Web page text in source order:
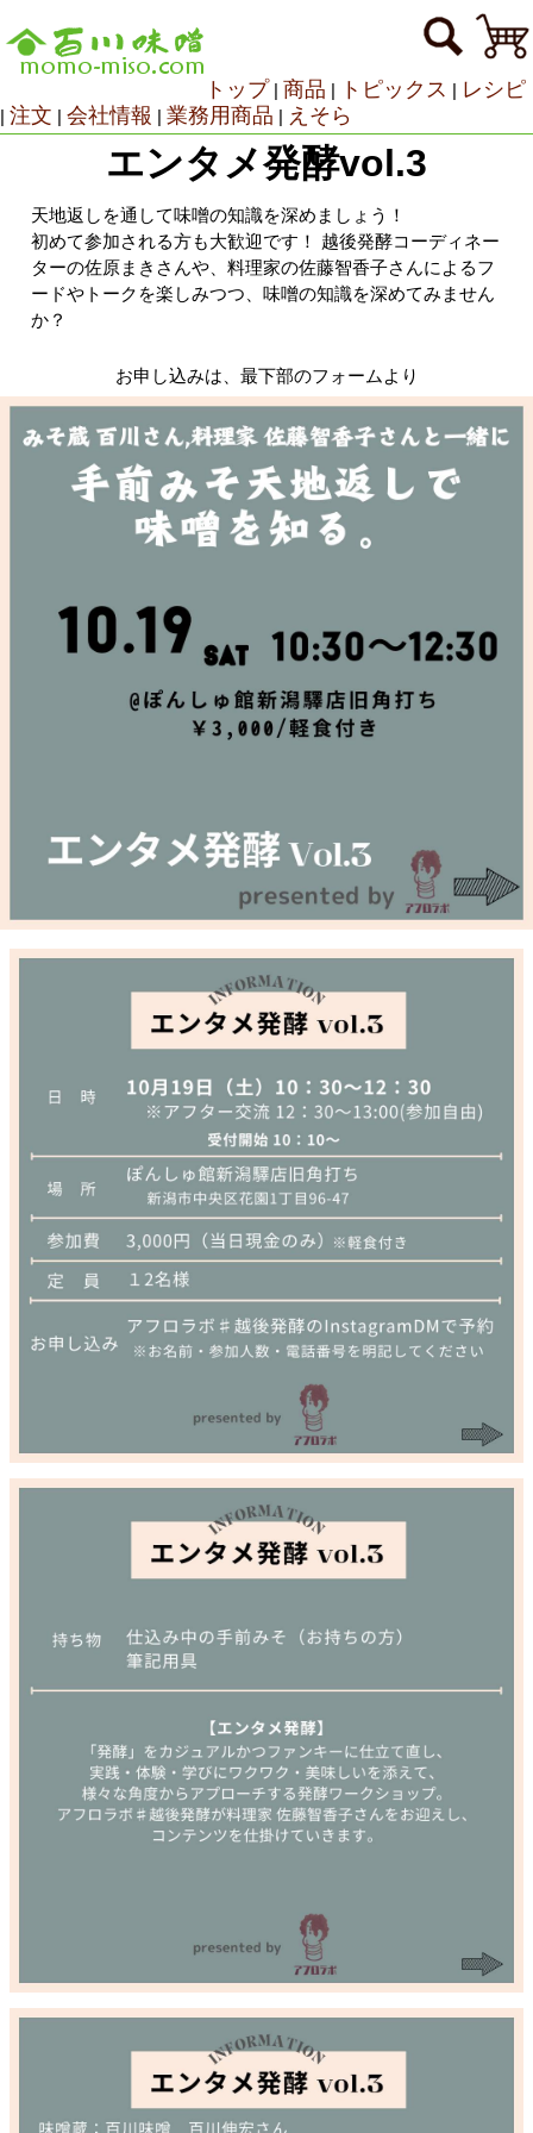
トップ | 商品 | トピックス | レシピ
| 注文 | 会社情報 | 業務用商品 | えそら
エンタメ発酵vol.3
天地返しを通して味噌の知識を深めましょう！
初めて参加される方も大歓迎です！ 越後発酵コーディネー
ターの佐原まきさんや、料理家の佐藤智香子さんによるフ
ードやトークを楽しみつつ、味噌の知識を深めてみません
か？
お申し込みは、最下部のフォームより